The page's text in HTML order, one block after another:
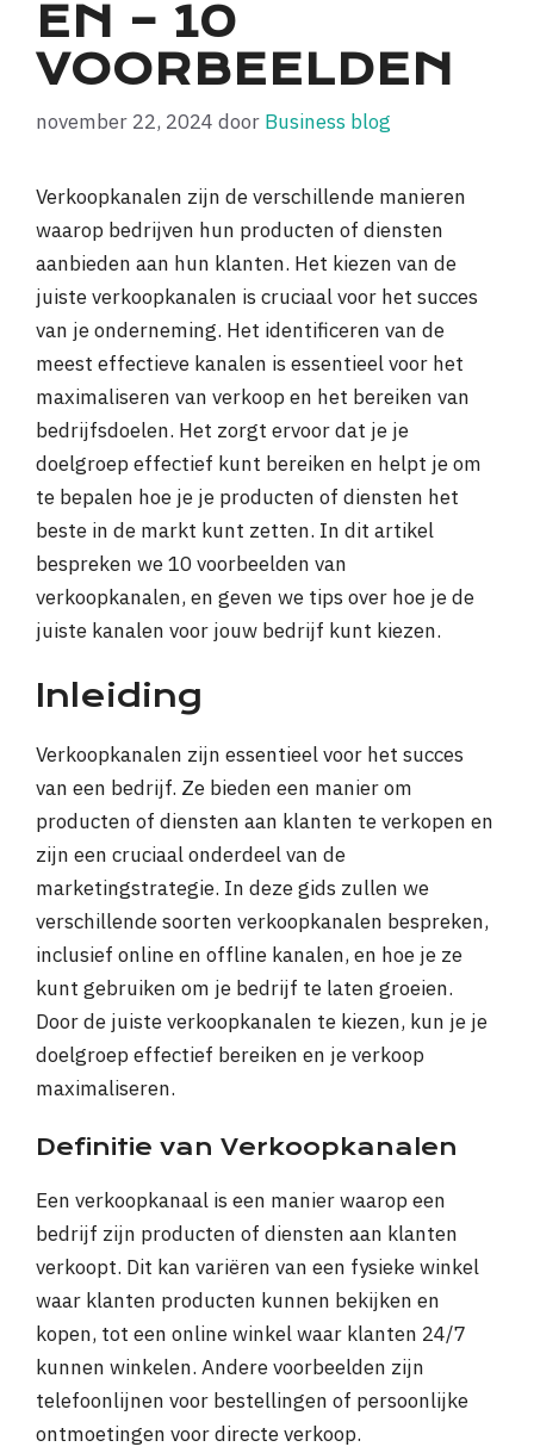
EN – 10
VOORBEELDEN
november 22, 2024 door Business blog
Verkoopkanalen zijn de verschillende manieren
waarop bedrijven hun producten of diensten
aanbieden aan hun klanten. Het kiezen van de
juiste verkoopkanalen is cruciaal voor het succes
van je onderneming. Het identificeren van de
meest effectieve kanalen is essentieel voor het
maximaliseren van verkoop en het bereiken van
bedrijfsdoelen. Het zorgt ervoor dat je je
doelgroep effectief kunt bereiken en helpt je om
te bepalen hoe je je producten of diensten het
beste in de markt kunt zetten. In dit artikel
bespreken we 10 voorbeelden van
verkoopkanalen, en geven we tips over hoe je de
juiste kanalen voor jouw bedrijf kunt kiezen.
Inleiding
Verkoopkanalen zijn essentieel voor het succes
van een bedrijf. Ze bieden een manier om
producten of diensten aan klanten te verkopen en
zijn een cruciaal onderdeel van de
marketingstrategie. In deze gids zullen we
verschillende soorten verkoopkanalen bespreken,
inclusief online en offline kanalen, en hoe je ze
kunt gebruiken om je bedrijf te laten groeien.
Door de juiste verkoopkanalen te kiezen, kun je je
doelgroep effectief bereiken en je verkoop
maximaliseren.
Definitie van Verkoopkanalen
Een verkoopkanaal is een manier waarop een
bedrijf zijn producten of diensten aan klanten
verkoopt. Dit kan variëren van een fysieke winkel
waar klanten producten kunnen bekijken en
kopen, tot een online winkel waar klanten 24/7
kunnen winkelen. Andere voorbeelden zijn
telefoonlijnen voor bestellingen of persoonlijke
ontmoetingen voor directe verkoop.